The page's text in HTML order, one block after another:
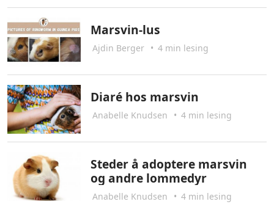
Marsvin-lus
Ajdin Berger • 4 min lesing
Diaré hos marsvin
Anabelle Knudsen • 4 min lesing
Steder å adoptere marsvin
og andre lommedyr
Anabelle Knudsen • 4 min lesing